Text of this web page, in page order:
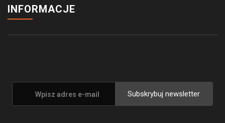
INFORMACJE
Subskrybuj newsletter